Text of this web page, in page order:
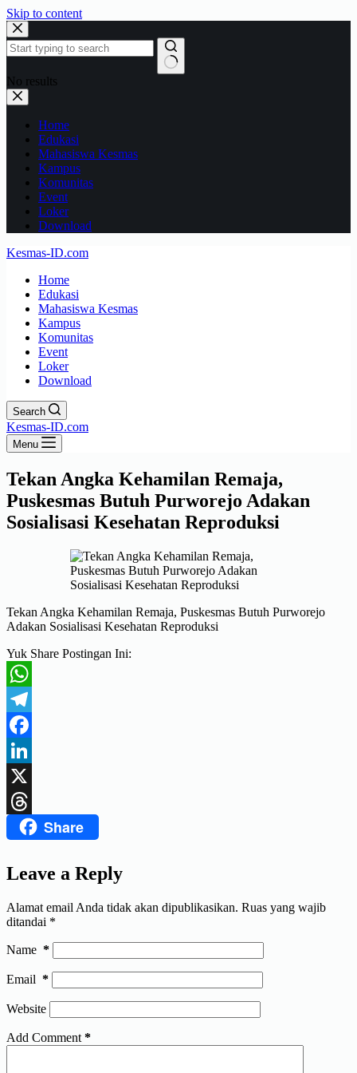
Skip to content
No results
Home
Edukasi
Mahasiswa Kesmas
Kampus
Komunitas
Event
Loker
Download
Kesmas-ID.com
Home
Edukasi
Mahasiswa Kesmas
Kampus
Komunitas
Event
Loker
Download
Search
Kesmas-ID.com
Menu
Tekan Angka Kehamilan Remaja,
Puskesmas Butuh Purworejo Adakan
Sosialisasi Kesehatan Reproduksi
Tekan Angka Kehamilan Remaja, Puskesmas Butuh Purworejo
Adakan Sosialisasi Kesehatan Reproduksi
Yuk Share Postingan Ini:
WhatsApp
Telegram
Facebook
LinkedIn
X
ThreadsShare
Leave a Reply
Alamat email Anda tidak akan dipublikasikan. Ruas yang wajib
ditandai *
Name *
Email *
Website
Add Comment *